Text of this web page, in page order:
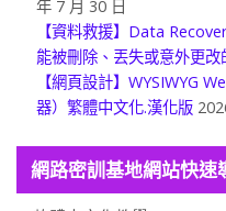
【資料救援】Data
能被刪除、丟失或意外更
【網頁設計】WYSIWYG
器）繁體中文化.漢化版
網路密訓基地網站快速
1-軟體中文化教學